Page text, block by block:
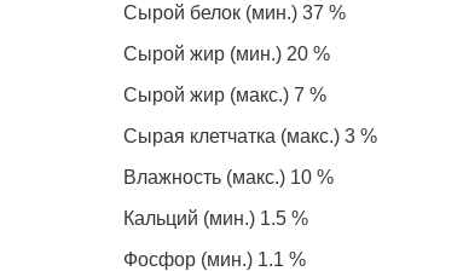
Сырой белок (мин.) 37 %
Сырой жир (мин.) 20 %
Сырой жир (макс.) 7 %
Сырая клетчатка (макс.) 3 %
Влажность (макс.) 10 %
Кальций (мин.) 1.5 %
Фосфор (мин.) 1.1 %